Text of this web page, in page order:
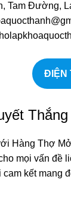
Tam Đường,
ĐIỆN
Hàng Thợ
mọi vấn đề
cam kết mang